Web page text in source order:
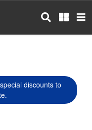
discounts to